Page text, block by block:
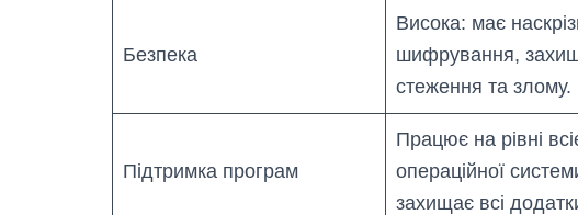
Безпека
Висока: має
шифрування,
стеження та злому.
Підтримка програм
Працює на рівні
операційної
захищає всі